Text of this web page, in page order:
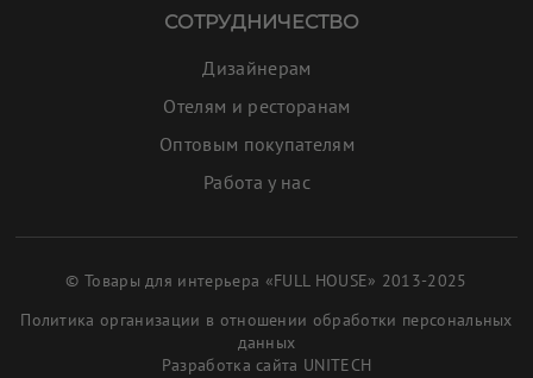
СОТРУДНИЧЕСТВО
Дизайнерам
Отелям и ресторанам
Оптовым покупателям
Работа у нас
© Товары для интерьера «FULL HOUSE» 2013-2025
Политика организации в отношении обработки персональных
данных
Разработка сайта UNITECH